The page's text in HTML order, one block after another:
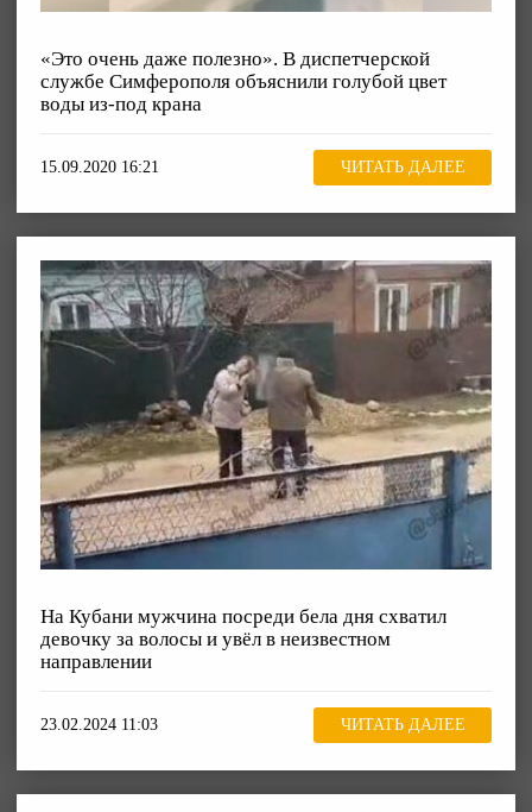
«Это очень даже полезно». В диспетчерской
службе Симферополя объяснили голубой цвет
воды из-под крана
15.09.2020 16:21 ЧИТАТЬ ДАЛЕЕ
На Кубани мужчина посреди бела дня схватил
девочку за волосы и увёл в неизвестном
направлении
23.02.2024 11:03 ЧИТАТЬ ДАЛЕЕ